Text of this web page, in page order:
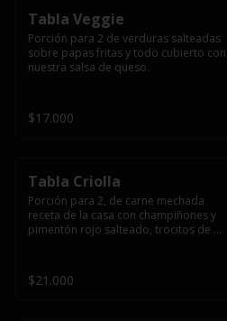
Tabla Veggie
Porción para 2 de verduras salteadas
sobre papas fritas y todo cubierto con
nuestra salsa de queso.
$17.000
Tabla Criolla
Porción para 2, de carne mechada
receta de la casa con champiñones y
pimentón rojo salteado, trocitos de
papas fritas.
$21.000